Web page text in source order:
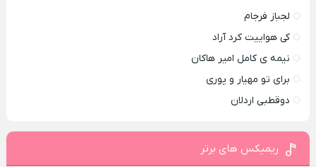
لجباز فرجام
کی هواییت کرد آراد
نیمه ی کامل امیر هاکان
برای تو مهیار و پوری
دوقطبی اردلان
ریمیکس های برتر